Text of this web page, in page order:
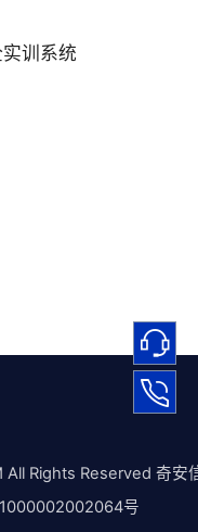
训系统
Rights Reserved 奇安
号